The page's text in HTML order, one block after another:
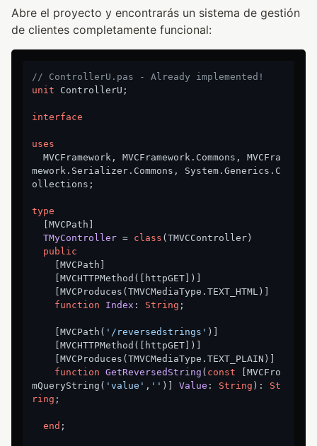
Abre el proyecto y encontrarás un sistema de gestión
de clientes completamente funcional:
// ControllerU.pas - Already implemented!
unit ControllerU;
interface
uses
mework.Serializer.Commons, System.Generics.C
ollections;
type
TMyController = class (TMVCController)
public
function
Index : String ;
    [MVCPath(
'/reversedstrings' )]
function GetReversedString ( const [MVCFro
mQueryString( 'value' , '' ) ] Value : String ): St
ring ;
end ;